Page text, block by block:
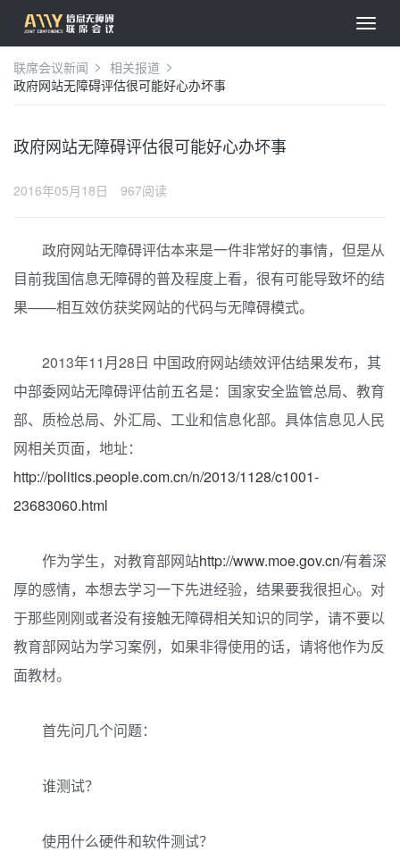
联席会议新闻
相关报道
政府网站无障碍评估很可能好心办坏事
政府网站无障碍评估很可能好心办坏事
2016年05月18日 967阅读
政府网站无障碍评估本来是一件非常好的事情，但是从
目前我国信息无障碍的普及程度上看，很有可能导致坏的结
果——相互效仿获奖网站的代码与无障碍模式。
2013年11月28日 中国政府网站绩效评估结果发布，其
中部委网站无障碍评估前五名是：国家安全监管总局、教育
部、质检总局、外汇局、工业和信息化部。具体信息见人民
网相关页面，地址：
http://politics.people.com.cn/n/2013/1128/c1001-
23683060.html
作为学生，对教育部网站http://www.moe.gov.cn/有着深
厚的感情，本想去学习一下先进经验，结果要我很担心。对
于那些刚刚或者没有接触无障碍相关知识的同学，请不要以
教育部网站为学习案例，如果非得使用的话，请将他作为反
面教材。
首先问几个问题：
谁测试？
使用什么硬件和软件测试？